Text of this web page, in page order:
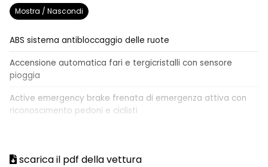
Mostra / Nascondi
ABS sistema antibloccaggio delle ruote
Accensione automatica fari e tergicristalli con sensore
pioggia
Active emergency brake frenata di emergenza attiva con
riconoscimento pedoni e ciclisti
Airbag laterali a tendina anteriori e posteriori
scarica il pdf della vettura